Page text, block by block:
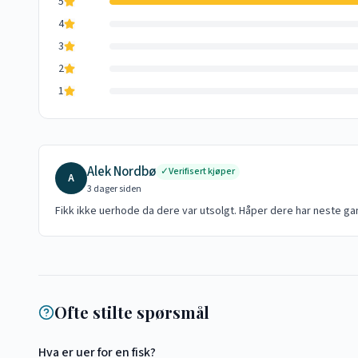
4
3
2
1
A Alek Nordbø ✓Verifisert kjøper
3 dager siden
Fikk ikke uerhode da dere var utsolgt. Håper dere har neste
Ofte stilte spørsmål
Hva er uer for en fisk?